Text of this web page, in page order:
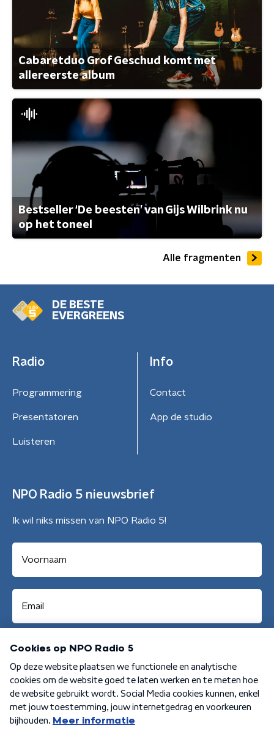
Cabaretduo Grof Geschud komt met
allereerste album
Bestseller ‘De beesten’ van Gijs Wilbrink nu
op het toneel
Alle fragmenten
DE BESTE
EVERGREENS
Radio
Programmering
Presentatoren
Luisteren
Info
Contact
App de studio
NPO Radio 5 nieuwsbrief
Ik wil niks missen van NPO Radio 5!
Aanmelden
Algemene voorwaarden